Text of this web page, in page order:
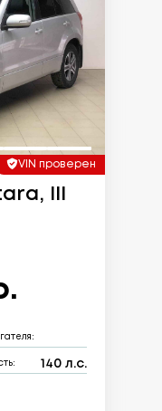
VIN проверен
III
140 л.с.